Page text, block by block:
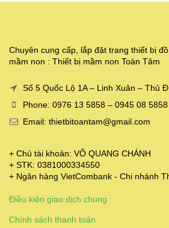
Chuyên cung cấp, lắp đặt trang thiết bị
mầm non : Thiết bị mầm non Toàn Tâm
Số 5 Quốc Lộ 1A – Linh Xuân – Thủ
Phone: 0976 13 5858 – 0945 08
Email: thietbitoantam@gmail.com
+ Chủ tài khoản: VÕ QUANG CHÁNH
+ STK: 0381000334550
+ Ngân hàng VietCombank - Chi nhánh
Điều kiện giao dịch chung
Chính sách thanh toán